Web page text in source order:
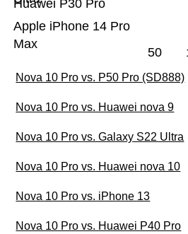
Apple iPhone 14 Pro
Max
Huawei P30 Pro
50
Nova 10 Pro vs. P50 Pro (SD888)
Nova 10 Pro vs. Huawei nova 9
Nova 10 Pro vs. Galaxy S22 Ultra
Nova 10 Pro vs. Huawei nova 10
Nova 10 Pro vs. iPhone 13
Nova 10 Pro vs. Huawei P40 Pro